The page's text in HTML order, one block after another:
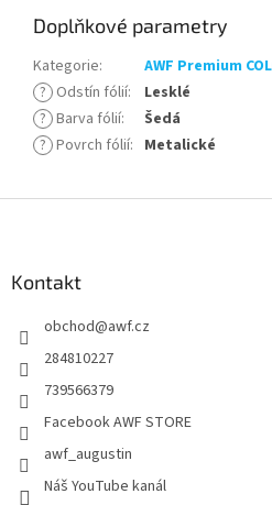
Doplňkové parametry
Kategorie:
AWF Premium
? Odstín fólií:
Lesklé
? Barva fólií:
Šedá
? Povrch fólií: Metalické
Kontakt
obchod@awf.cz
284810227
739566379
Facebook AWF STORE
awf_augustin
Náš YouTube kanál